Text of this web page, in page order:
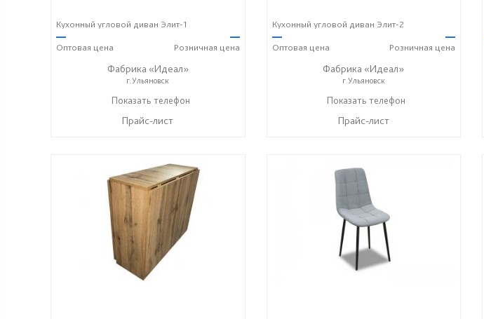
Кухонный угловой диван Элит-1
—
Оптовая цена
—
Розничная цена
Фабрика «Идеал»
г.Ульяновск
+7 (8422) 50-52-51
Показать телефон
Прайс-лист
Кухонный угловой диван Элит-2
—
Оптовая цена
—
Розничная цена
Фабрика «Идеал»
г.Ульяновск
+7 (8422) 50-52-51
Показать телефон
Прайс-лист